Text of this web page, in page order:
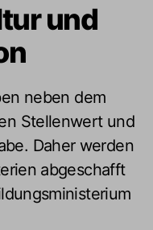
und
neben dem
Stellenwert und
Daher werden
abgeschafft